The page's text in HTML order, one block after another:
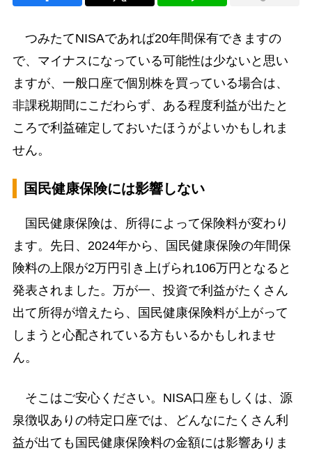
つみたてNISAであれば20年間保有できますの
で、マイナスになっている可能性は少ないと思い
ますが、一般口座で個別株を買っている場合は、
非課税期間にこだわらず、ある程度利益が出たと
ころで利益確定しておいたほうがよいかもしれま
せん。
国民健康保険には影響しない
国民健康保険は、所得によって保険料が変わり
ます。先日、2024年から、国民健康保険の年間保
険料の上限が2万円引き上げられ106万円となると
発表されました。万が一、投資で利益がたくさん
出て所得が増えたら、国民健康保険料が上がって
しまうと心配されている方もいるかもしれませ
ん。
そこはご安心ください。NISA口座もしくは、源
泉徴収ありの特定口座では、どんなにたくさん利
益が出ても国民健康保険料の金額には影響ありま